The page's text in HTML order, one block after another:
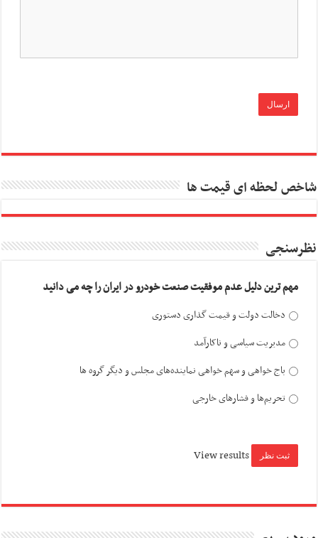
شاخص لحظه ای قیمت ها
نظرسنجی
مهم ترین دلیل عدم موفقیت صنعت خودرو در ایران را چه می دانید
دخالت دولت و قیمت گذاری دستوری
مدیریت سیاسی و ناکارآمد
باج خواهی و سهم خواهی نماینده‌های مجلس و دیگر گروه ها
تحریم‌ها و فشارهای خارجی
View results